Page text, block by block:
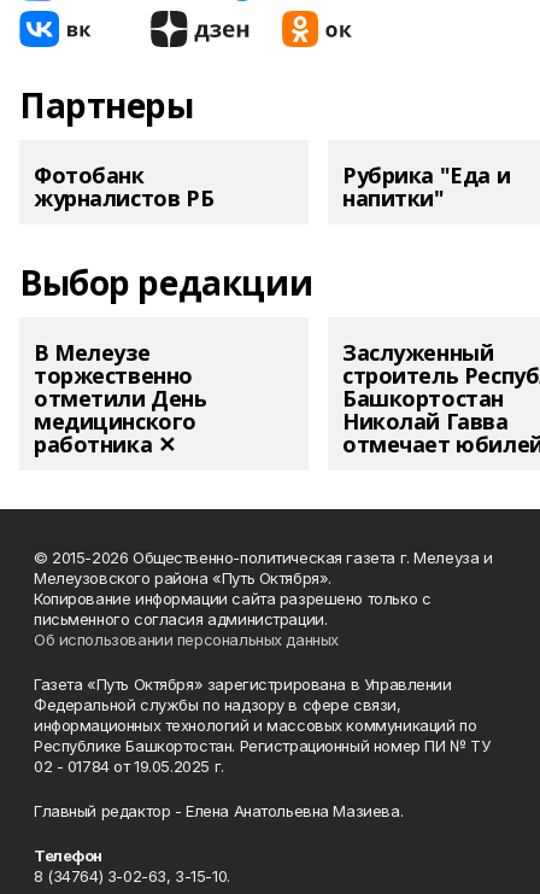
Партнеры
Фотобанк
журналистов РБ
Рубрика "Еда и
напитки"
Выбор редакции
В Мелеузе
торжественно
отметили День
медицинского
работника ✕
Заслуженный
строитель
Башкортостан
Николай Гавва
отмечает
© 2015-2026 Общественно-политическая газета г. Мелеуза и
Мелеузовского района «Путь Октября».
Копирование информации сайта разрешено только с
письменного согласия администрации.
Об использовании персональных данных
Газета «Путь Октября» зарегистрирована в Управлении
Федеральной службы по надзору в сфере связи,
информационных технологий и массовых коммуникаций по
Республике Башкортостан. Регистрационный номер ПИ № ТУ
02 - 01784 от 19.05.2025 г.
Главный редактор - Елена Анатольевна Мазиева.
Телефон
8 (34764) 3-02-63, 3-15-10.